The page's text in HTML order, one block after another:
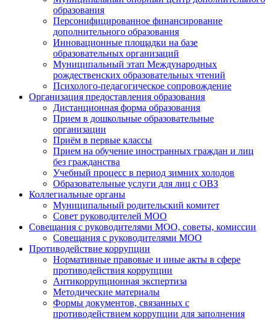
образования
Персонифицированное финансирование
дополнительного образования
Инновационные площадки на базе
образовательных организаций
Муниципальный этап Международных
рождественских образовательных чтений
Психолого-педагогическое сопровождение
Организация предоставления образования
Дистанционная форма образования
Прием в дошкольные образовательные
организации
Приём в первые классы
Прием на обучение иностранных граждан и лиц
без гражданства
Учебный процесс в период зимних холодов
Образовательные услуги для лиц с ОВЗ
Коллегиальные органы
Муниципальный родительский комитет
Совет руководителей МОО
Совещания с руководителями МОО, советы, комиссии
Совещания с руководителями МОО
Противодействие коррупции
Нормативные правовые и иные акты в сфере
противодействия коррупции
Антикоррупционная экспертиза
Методические материалы
Формы документов, связанных с
противодействием коррупции для заполнения